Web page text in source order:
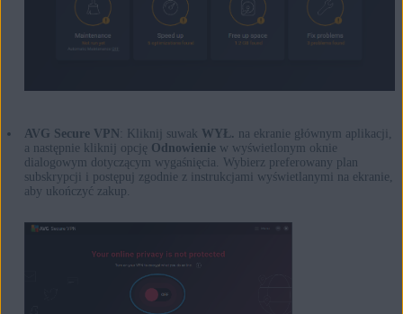
AVG Secure VPN : Kliknij suwak WYŁ. na ekranie głównym aplikacji,
a następnie kliknij opcję Odnowieniew wyświetlonym oknie
dialogowym dotyczącym wygaśnięcia. Wybierz preferowany plan
subskrypcji i postępuj zgodnie z instrukcjami wyświetlanymi na ekranie,
aby ukończyć zakup.